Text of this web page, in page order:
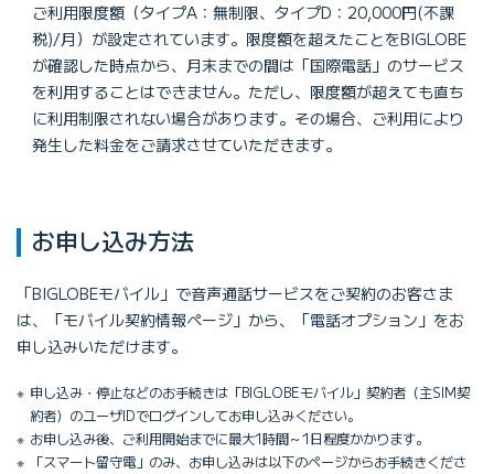
ご利用限度額（タイプA：無制限、タイプD：20,000円(不課
税)/月）が設定されています。限度額を超えたことをBIGLOBE
が確認した時点から、月末までの間は「国際電話」のサービス
を利用することはできません。ただし、限度額が超えても直ち
に利用制限されない場合があります。その場合、ご利用により
発生した料金をご請求させていただきます。
お申し込み方法
「BIGLOBEモバイル」で音声通話サービスをご契約のお客さま
は、「モバイル契約情報ページ」から、「電話オプション」をお
申し込みいただけます。
申し込み・停止などのお手続きは「BIGLOBEモバイル」契約者（主SIM契
約者）のユーザIDでログインしてお申し込みください。
お申し込み後、ご利用開始までに最大1時間～1日程度かかります。
「スマート留守電」のみ、お申し込みは以下のページからお手続きくださ